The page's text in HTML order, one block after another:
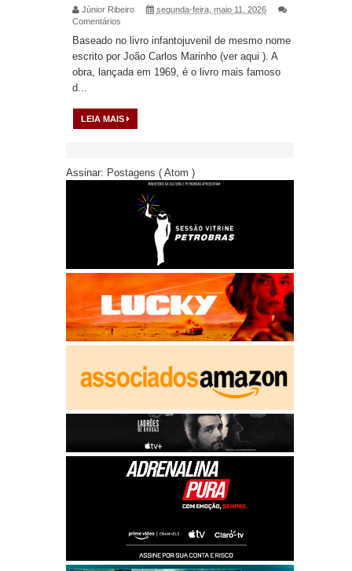
Júnior Ribeiro
segunda-feira, maio 11, 2026
Comentários
Baseado no livro infantojuvenil de mesmo nome
escrito por João Carlos Marinho (ver aqui ). A
obra, lançada em 1969, é o livro mais famoso
d...
LEIA MAIS
Assinar: Postagens ( Atom )